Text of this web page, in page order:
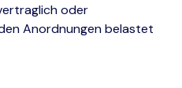
oder
Anordnungen belastet